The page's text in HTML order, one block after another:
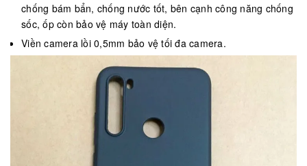
chống bám bẩn, chống nước tốt, bên cạnh công năng chống
sốc, ốp còn bảo vệ máy toàn diện.
Viền camera lồi 0,5mm bảo vệ tối đa camera.